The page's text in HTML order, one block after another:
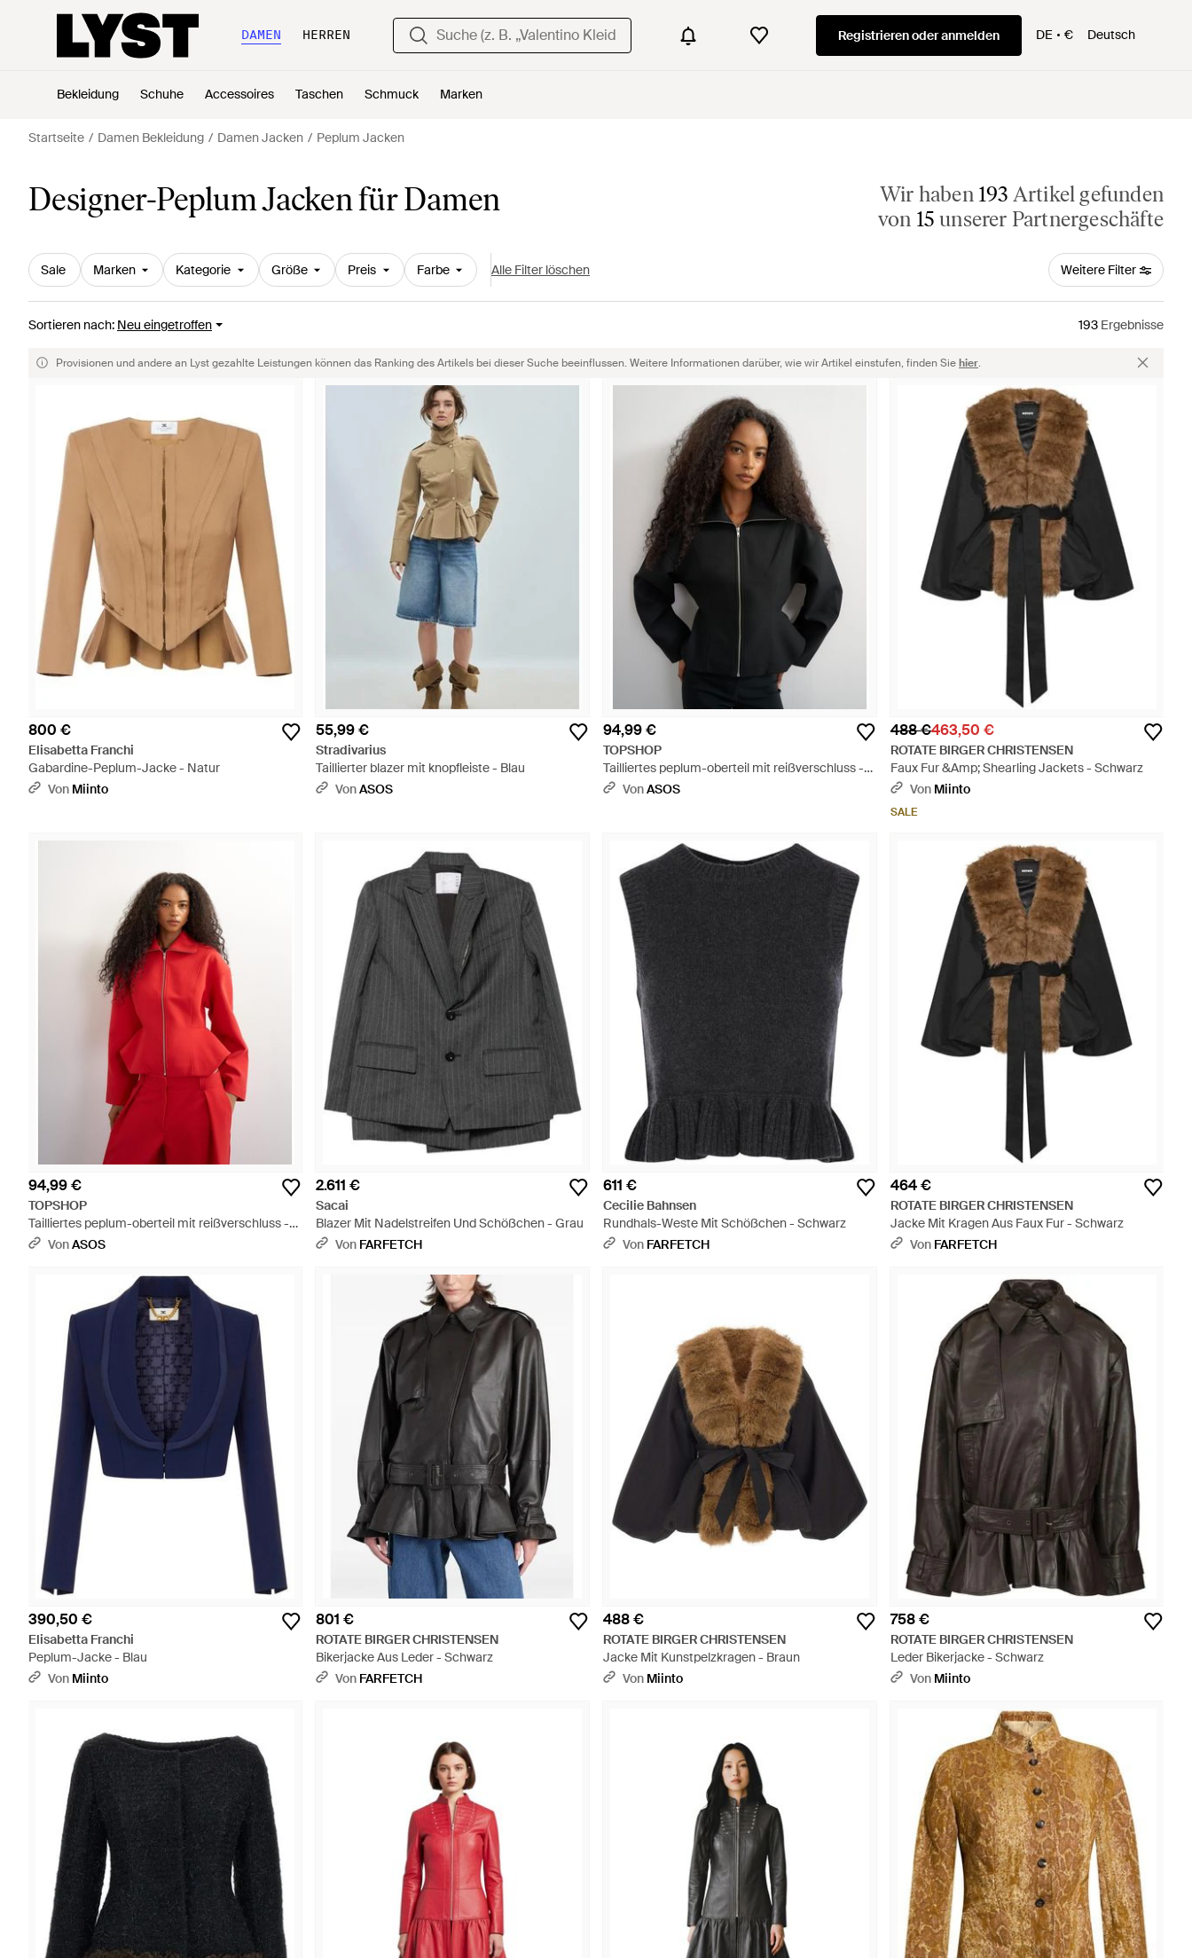
DAMEN HERREN Registrieren oder anmelden DE € Deutsch
Bekleidung Schuhe Accessoires Taschen Schmuck Marken
Startseite Damen Bekleidung Damen Jacken Peplum Jacken
Designer-Peplum Jacken für Damen Wir haben 193 Artikel gefunden
von 15 unserer Partnergeschäfte
Sale Marken Kategorie Größe Preis Farbe Alle Filter löschen Weitere Filter
Sortieren nach: Neu eingetroffen 193 Ergebnisse
Provisionen und andere an Lyst gezahlte Leistungen können das Ranking des Artikels bei dieser Suche beeinflussen. Weitere Informationen darüber, wie wir Artikel einstufen, finden Siehier.
800 €
Elisabetta Franchi
Gabardine-Peplum-Jacke - Natur
Von Miinto
55,99 €
Stradivarius
Taillierter blazer mit knopfleiste - Blau
VonASOS
94,99 €
TOPSHOP
Tailliertes peplum-oberteil mit reißverschluss -
Schwarz
VonASOS
488 €463,50 €
ROTATE BIRGER CHRISTENSEN
Faux Fur &Amp; Shearling Jackets - Schwarz
Von Miinto
SALE
94,99 €
TOPSHOP
Tailliertes peplum-oberteil mit reißverschluss -
RotVonASOS
2.611 €
Sacai
Blazer Mit Nadelstreifen Und Schößchen - Grau
Von FARFETCH
611 €
Cecilie Bahnsen
Rundhals-Weste Mit Schößchen - Schwarz
Von FARFETCH
464 €
ROTATE BIRGER CHRISTENSEN
Jacke Mit Kragen Aus Faux Fur - Schwarz
Von FARFETCH
390,50 €
Elisabetta Franchi
Peplum-Jacke - Blau
Von Miinto
801 €
ROTATE BIRGER CHRISTENSEN
Bikerjacke Aus Leder - Schwarz
Von FARFETCH
488 €
ROTATE BIRGER CHRISTENSEN
Jacke Mit Kunstpelzkragen - Braun
Von Miinto
758 €
ROTATE BIRGER CHRISTENSEN
Leder Bikerjacke - Schwarz
Von Miinto